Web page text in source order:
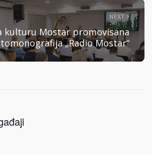
NEXT
kulturu Mostar promovisana
„Radio Mostar“